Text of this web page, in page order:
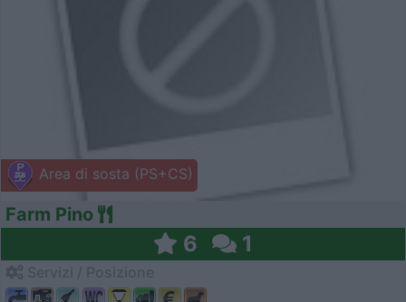
Area di sosta (PS+CS)
Farm Pino
6 1